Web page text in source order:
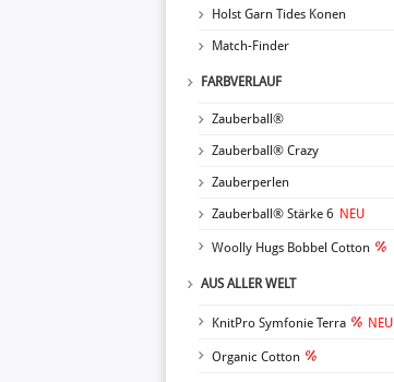
Holst Garn Tides Konen
Match-Finder
FARBVERLAUF
Zauberball®
Zauberball® Crazy
Zauberperlen
Zauberball® Stärke 6 NEU
Woolly Hugs Bobbel Cotton
AUS ALLER WELT
KnitPro Symfonie Terra NEU
Organic Cotton